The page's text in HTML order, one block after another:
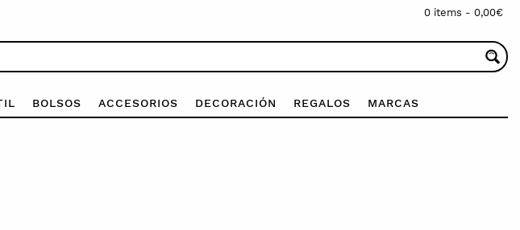
0 items - 0,00€
BOLSOS ACCESORIOS DECORACIÓN REGALOS MARCAS